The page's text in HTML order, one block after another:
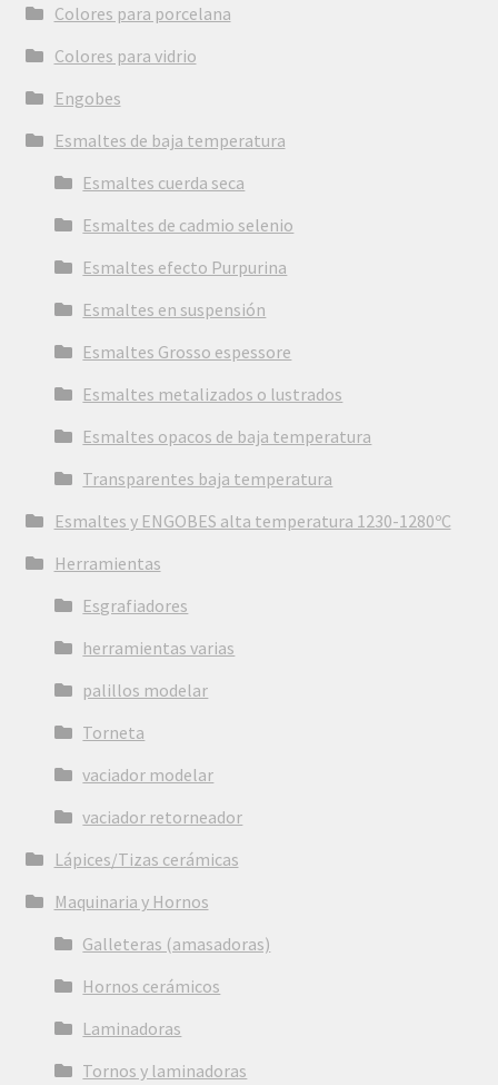
Colores para porcelana
Colores para vidrio
Engobes
Esmaltes de baja temperatura
Esmaltes cuerda seca
Esmaltes de cadmio selenio
Esmaltes efecto Purpurina
Esmaltes en suspensión
Esmaltes Grosso espessore
Esmaltes metalizados o lustrados
Esmaltes opacos de baja temperatura
Transparentes baja temperatura
Esmaltes y ENGOBES alta temperatura 1230-1280ºC
Herramientas
Esgrafiadores
herramientas varias
palillos modelar
Torneta
vaciador modelar
vaciador retorneador
Lápices/Tizas cerámicas
Maquinaria y Hornos
Galleteras (amasadoras)
Hornos cerámicos
Laminadoras
Tornos y laminadoras